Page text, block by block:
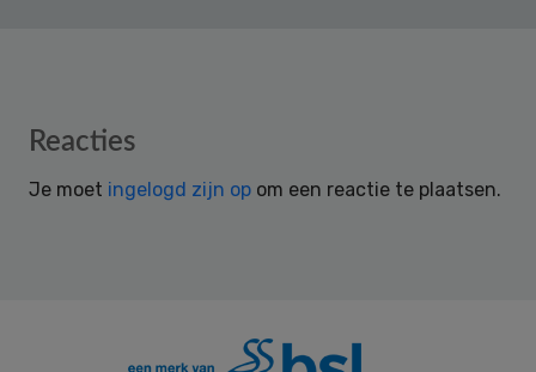
Reader
Reacties
Je moet ingelogd zijn op om een reactie te plaatsen.